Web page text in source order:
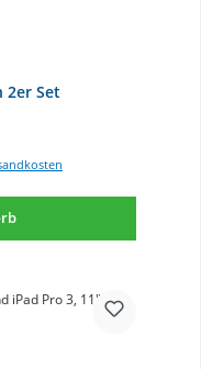
2er Set